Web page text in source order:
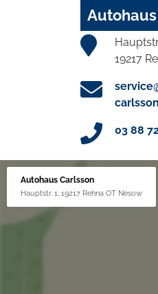
19217
03 88
Autohaus Carlsson
Hauptstr. 1, 19217 Rehna OT Nesow